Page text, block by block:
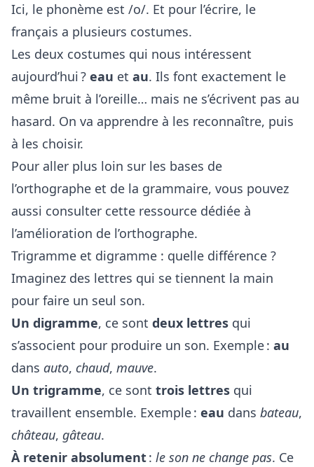
Ici, le phonème est /o/. Et pour l’écrire, le
français a plusieurs costumes.
Les deux costumes qui nous intéressent
aujourd’hui ? eau et au. Ils font exactement le
même bruit à l’oreille… mais ne s’écrivent pas au
hasard. On va apprendre à les reconnaître, puis
à les choisir.
Pour aller plus loin sur les bases de
l’orthographe et de la grammaire, vous pouvez
aussi consulter cette ressource dédiée à
l’amélioration de l’orthographe.
Trigramme et digramme : quelle différence ?
Imaginez des lettres qui se tiennent la main
pour faire un seul son.
Un digramme, ce sont deux lettres qui
s’associent pour produire un son. Exemple : au
dans auto, chaud, mauve.
Un trigramme, ce sont trois lettres qui
travaillent ensemble. Exemple : eau dans bateau,
château, gâteau.
À retenir absolument: le son ne change pas. Ce